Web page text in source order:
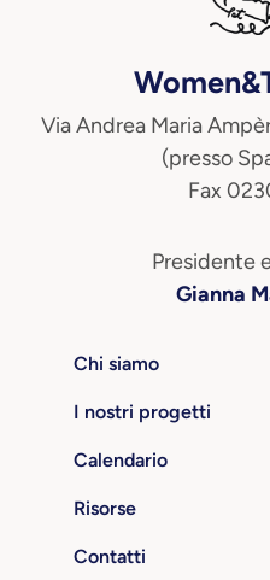
Via Andrea Maria
(presso
Fax
Presidente
Gianna
Chi siamo
I nostri progetti
Calendario
Risorse
Contatti